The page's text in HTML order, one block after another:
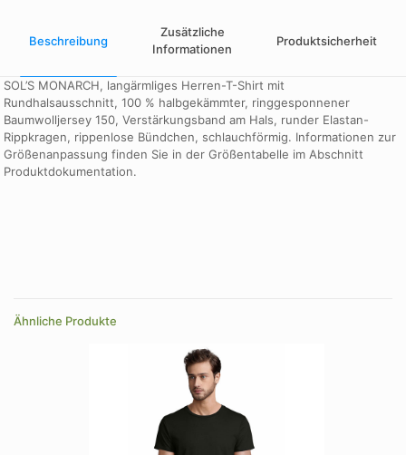
Beschreibung
Zusätzliche
Informationen
Produktsicherheit
SOL’S MONARCH, langärmliges Herren-T-Shirt mit
Rundhalsausschnitt, 100 % halbgekämmter, ringgesponnener
Baumwolljersey 150, Verstärkungsband am Hals, runder Elastan-
Rippkragen, rippenlose Bündchen, schlauchförmig. Informationen zur
Größenanpassung finden Sie in der Größentabelle im Abschnitt
Produktdokumentation.
kelly green, Kellygruen, khaki, navy, Ochsenblut, orange, red,
3XL, 4XL, 5XL, L, M, S, XL, XXL
Ähnliche Produkte